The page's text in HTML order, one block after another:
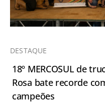
DESTAQUE
18º MERCOSUL de
Rosa bate recorde
campeões